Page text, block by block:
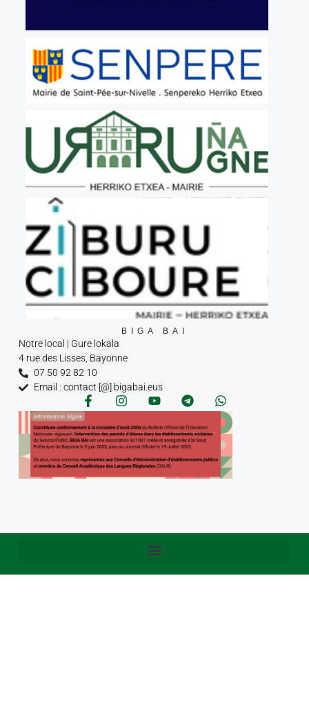
BIGA BAI
Notre local | Gure lokala
4 rue des Lisses, Bayonne
07 50 92 82 10
Email : contact [@] bigabai.eus